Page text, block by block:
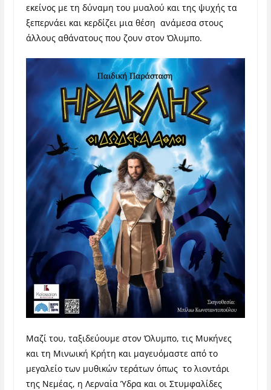
εκείνος με τη δύναμη του μυαλού και της ψυχής τα
ξεπερνάει και κερδίζει μια θέση ανάμεσα στους
άλλους αθάνατους που ζουν στον Όλυμπο.
Μαζί του, ταξιδεύουμε στον Όλυμπο, τις Μυκήνες
και τη Μινωική Κρήτη και μαγευόμαστε από το
μεγαλείο των μυθικών τεράτων όπως το λιοντάρι
της Νεμέας, η Λερναία Ύδρα και οι Στυμφαλίδες